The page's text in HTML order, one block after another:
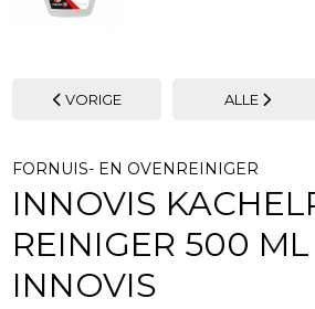
VORIGE ALLE
FORNUIS- EN OVENREINIGER
INNOVIS
REINIGER 500 ML
INNOVIS